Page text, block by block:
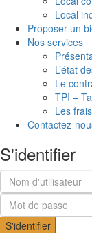
Local
Proposer un
Nos services
L’état
Le
TPI –
Les
Contactez-
S'identifier
S'identifier